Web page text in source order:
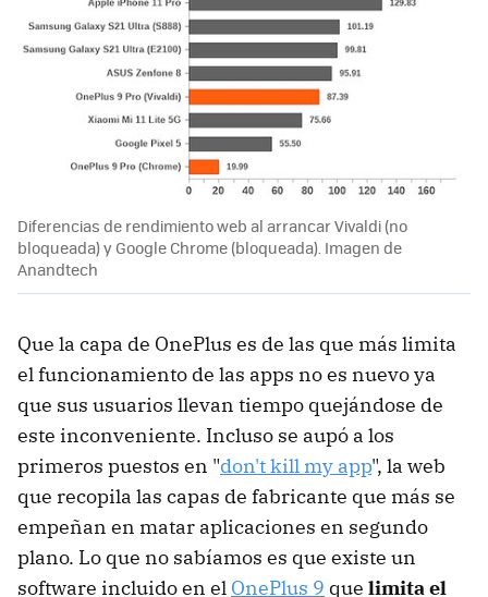
Diferencias de rendimiento web al arrancar Vivaldi (no
bloqueada) y Google Chrome (bloqueada). Imagen de
Anandtech
Que la capa de OnePlus es de las que más limita
el funcionamiento de las apps no es nuevo ya
que sus usuarios llevan tiempo quejándose de
este inconveniente. Incluso se aupó a los
primeros puestos en "don't kill my app", la web
que recopila las capas de fabricante que más se
empeñan en matar aplicaciones en segundo
plano. Lo que no sabíamos es que existe un
software incluido en el OnePlus 9 que limita el